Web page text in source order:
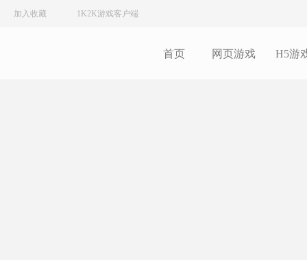
加入收藏 1K2K游戏客户端
首页 网页游戏 H5游